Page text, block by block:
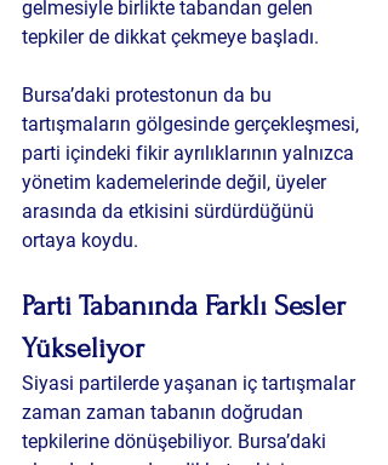
gelmesiyle birlikte tabandan gelen
tepkiler de dikkat çekmeye başladı.
Bursa’daki protestonun da bu
tartışmaların gölgesinde gerçekleşmesi,
parti içindeki fikir ayrılıklarının yalnızca
yönetim kademelerinde değil, üyeler
arasında da etkisini sürdürdüğünü
ortaya koydu.
Parti Tabanında Farklı Sesler
Yükseliyor
Siyasi partilerde yaşanan iç tartışmalar
zaman zaman tabanın doğrudan
tepkilerine dönüşebiliyor. Bursa’daki